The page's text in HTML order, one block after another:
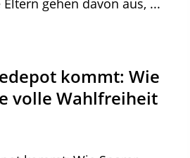
gehen davon aus, ...
kommt: Wie
volle Wahlfreiheit